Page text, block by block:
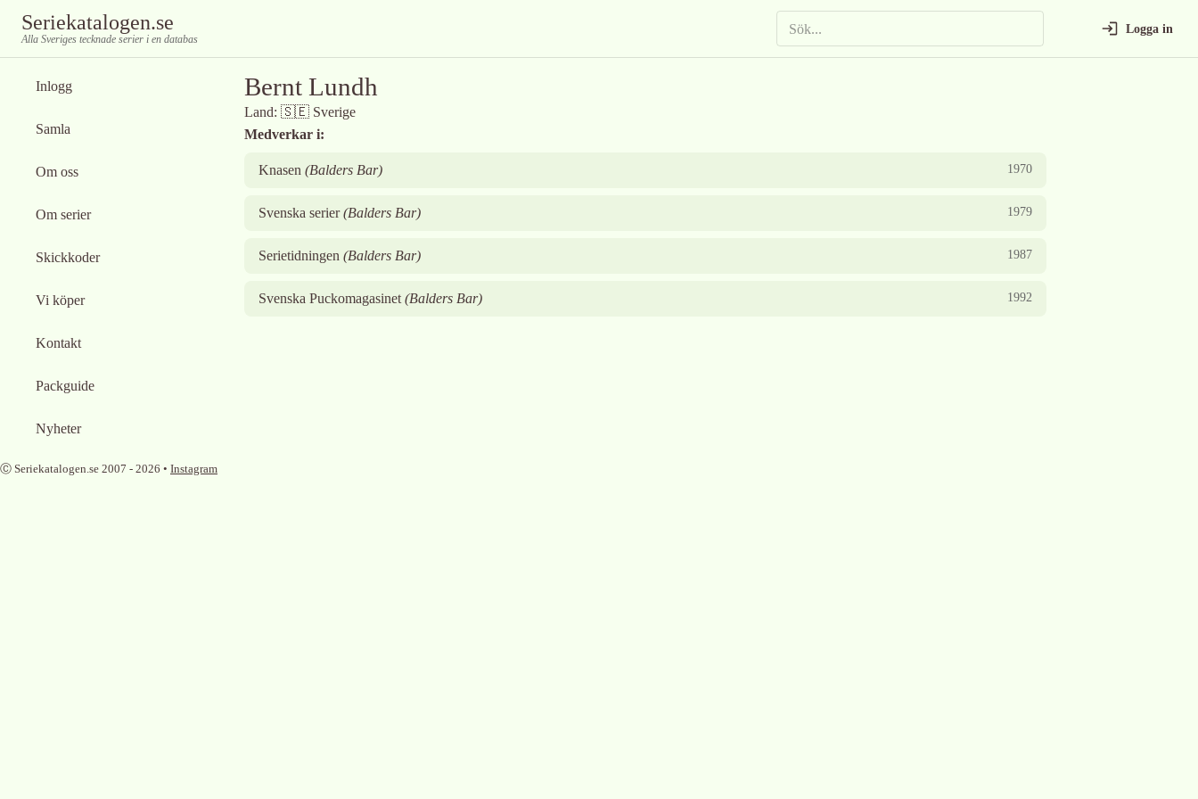
Seriekatalogen.se
Alla Sveriges tecknade serier i en databas
Logga in
Inlogg
Samla
Om oss
Om serier
Skickkoder
Vi köper
Kontakt
Packguide
Nyheter
Bernt Lundh
Land: 🇸🇪 Sverige
Medverkar i:
Knasen (Balders Bar) 1970
Svenska serier (Balders Bar) 1979
Serietidningen (Balders Bar) 1987
Svenska Puckomagasinet (Balders Bar) 1992
Ⓒ Seriekatalogen.se 2007 - 2026 • Instagram